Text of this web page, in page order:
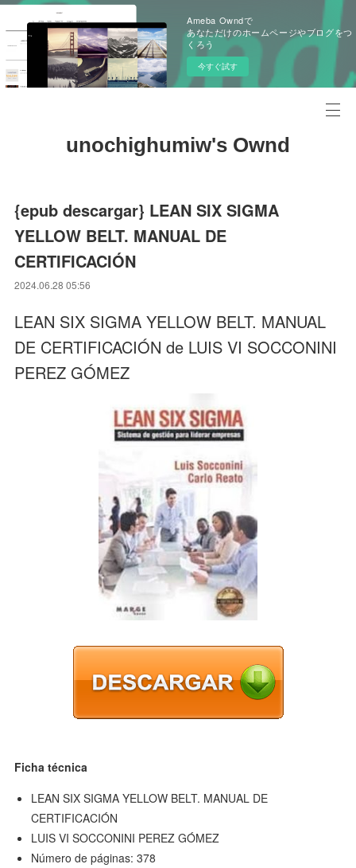
Ameba Owndで
あなただけのホームページやブログをつ
くろう
今すぐ試す
unochighumiw's Ownd
{epub descargar} LEAN SIX SIGMA
YELLOW BELT. MANUAL DE
CERTIFICACIÓN
2024.06.28 05:56
LEAN SIX SIGMA YELLOW BELT. MANUAL
DE CERTIFICACIÓN de LUIS VI SOCCONINI
PEREZ GÓMEZ
Ficha técnica
LEAN SIX SIGMA YELLOW BELT. MANUAL DE
CERTIFICACIÓN
LUIS VI SOCCONINI PEREZ GÓMEZ
Número de páginas: 378